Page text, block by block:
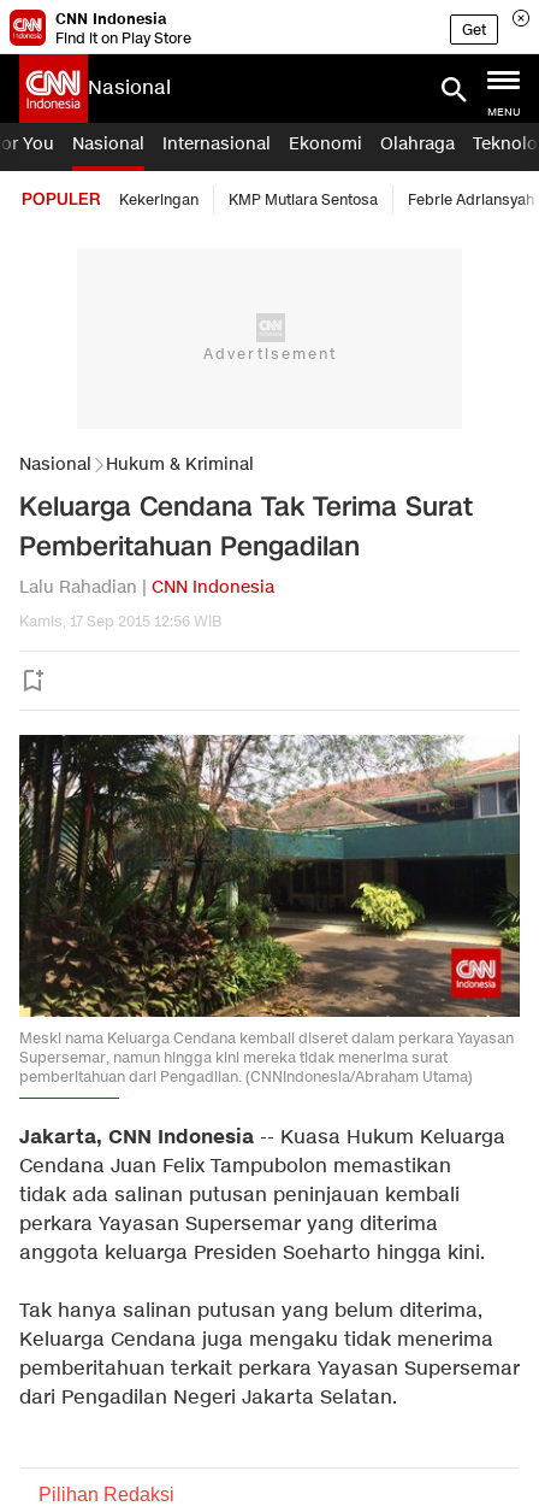
CNN Indonesia
Find it on Play Store
Get
Nasional
MENU
You Nasional Internasional Ekonomi Olahraga
POPULER Kekeringan KMP Mutiara Sentosa Febrie Adriansyah
Nasional Hukum & Kriminal
Keluarga Cendana Tak Terima Surat
Pemberitahuan Pengadilan
Lalu Rahadian | CNN Indonesia
Kamis, 17 Sep 2015 12:56 WIB
Meski nama Keluarga Cendana kembali diseret dalam perkara Yayasan
Supersemar, namun hingga kini mereka tidak menerima surat
pemberitahuan dari Pengadilan. (CNNIndonesia/Abraham Utama)
Jakarta, CNN Indonesia -- Kuasa Hukum Keluarga
Cendana Juan Felix Tampubolon memastikan
tidak ada salinan putusan peninjauan kembali
perkara Yayasan Supersemar yang diterima
anggota keluarga Presiden Soeharto hingga kini.
Tak hanya salinan putusan yang belum diterima,
Keluarga Cendana juga mengaku tidak menerima
pemberitahuan terkait perkara Yayasan Supersemar
dari Pengadilan Negeri Jakarta Selatan.
Pilihan Redaksi